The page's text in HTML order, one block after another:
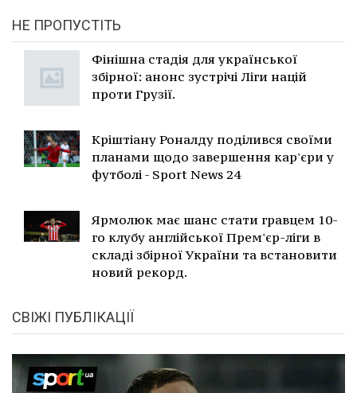
НЕ ПРОПУСТІТЬ
Фінішна стадія для української
збірної: анонс зустрічі Ліги націй
проти Грузії.
Кріштіану Роналду поділився своїми
планами щодо завершення кар'єри у
футболі - Sport News 24
Ярмолюк має шанс стати гравцем 10-
го клубу англійської Прем'єр-ліги в
складі збірної України та встановити
новий рекорд.
СВІЖІ ПУБЛІКАЦІЇ